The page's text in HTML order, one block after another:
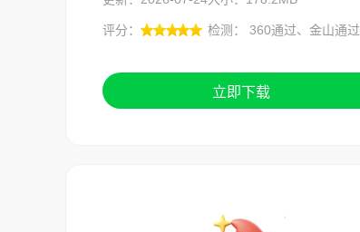
评分： 检测： 360通过、金山通过
立即下载